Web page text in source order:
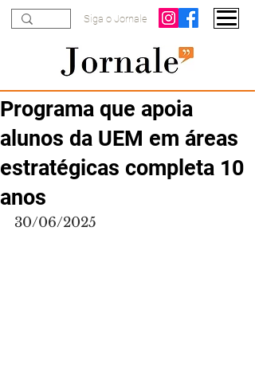
Siga o Jornale
Programa que apoia
alunos da UEM em áreas
estratégicas completa 10
anos
30/06/2025